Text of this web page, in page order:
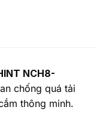
NCH8-
chống quá tải
thông minh.